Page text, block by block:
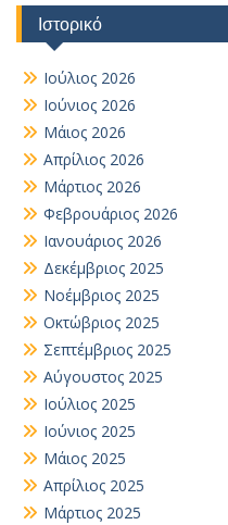
Ιστορικό
Ιούλιος 2026
Ιούνιος 2026
Μάιος 2026
Απρίλιος 2026
Μάρτιος 2026
Φεβρουάριος 2026
Ιανουάριος 2026
Δεκέμβριος 2025
Νοέμβριος 2025
Οκτώβριος 2025
Σεπτέμβριος 2025
Αύγουστος 2025
Ιούλιος 2025
Ιούνιος 2025
Μάιος 2025
Απρίλιος 2025
Μάρτιος 2025